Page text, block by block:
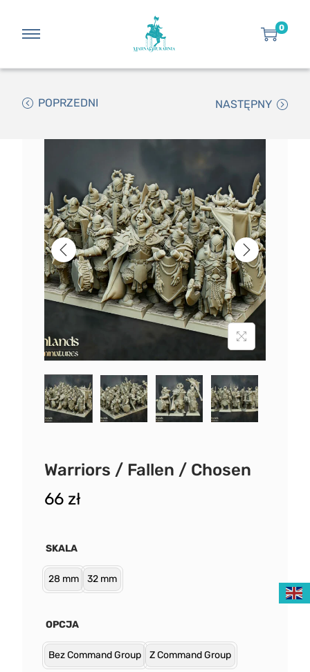
0
POPRZEDNI NASTĘPNY
Warriors / Fallen / Chosen
66 zł
SKALA
28 mm 32 mm
OPCJA
Bez Command Group Z Command Group